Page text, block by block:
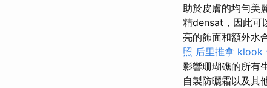
助於皮膚的均勻美
精densat，因此可
亮的飾面和額外水
照 后里推拿 klook
影響珊瑚礁的所有
自製防曬霜以及其